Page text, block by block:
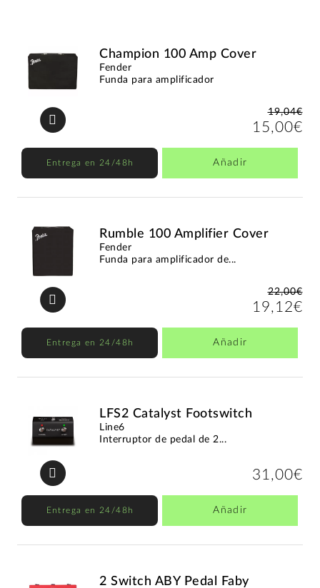
Champion 100 Amp Cover
Fender
Funda para amplificador
19,04€
15,00€
Entrega en 24/48h Añadir
Rumble 100 Amplifier Cover
Fender
Funda para amplificador de...
22,00€
19,12€
Entrega en 24/48h Añadir
LFS2 Catalyst Footswitch
Line6
Interruptor de pedal de 2...
31,00€
Entrega en 24/48h Añadir
2 Switch ABY Pedal Faby